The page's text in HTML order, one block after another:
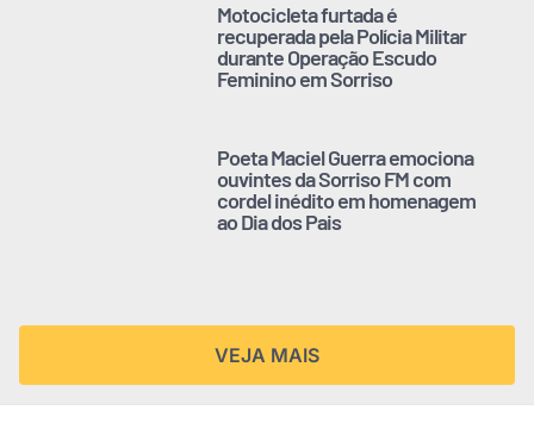
Motocicleta furtada é
recuperada pela Polícia Militar
durante Operação Escudo
Feminino em Sorriso
Poeta Maciel Guerra emociona
ouvintes da Sorriso FM com
cordel inédito em homenagem
ao Dia dos Pais
VEJA MAIS